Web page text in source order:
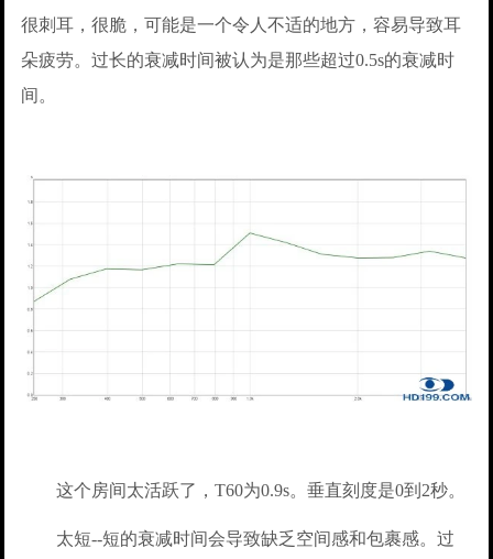
很刺耳，很脆，可能是一个令人不适的地方，容易导致耳
朵疲劳。过长的衰减时间被认为是那些超过0.5s的衰减时
间。
这个房间太活跃了，T60为0.9s。垂直刻度是0到2秒。
太短--短的衰减时间会导致缺乏空间感和包裹感。过